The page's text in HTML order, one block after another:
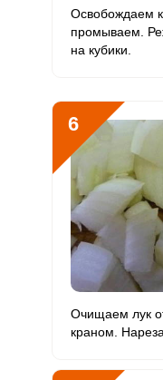
Ванадий 0
Освобождаем
промываем.
на кубики.
6
Очищаем лук
краном.